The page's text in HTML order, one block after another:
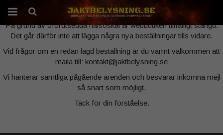
Webbutiken är tillfälligt stängd
På grund av oförutsedda hälsoskäl är webbutiken tillfälligt stängd.
Det går därför inte att lägga några nya beställningar tills vidare.
Vid frågor om en redan lagd beställning är du varmt välkommen att
maila till: kontakt@jaktbelysning.se
Vi hanterar samtliga pågående ärenden och besvarar inkomna mejl
så snart som möjligt.
Tack för din förståelse.